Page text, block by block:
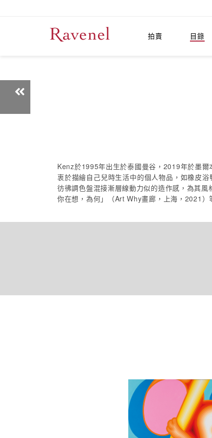
拍賣 目錄
Kenz於1995年出生於泰國曼谷，2019年於墨
衷於描繪自己兒時生活中的個人物品，如橡皮
彷彿調色盤混接漸層線動力似的造作感，為其
你在想，為何」（Art Why畫廊，上海，2021）